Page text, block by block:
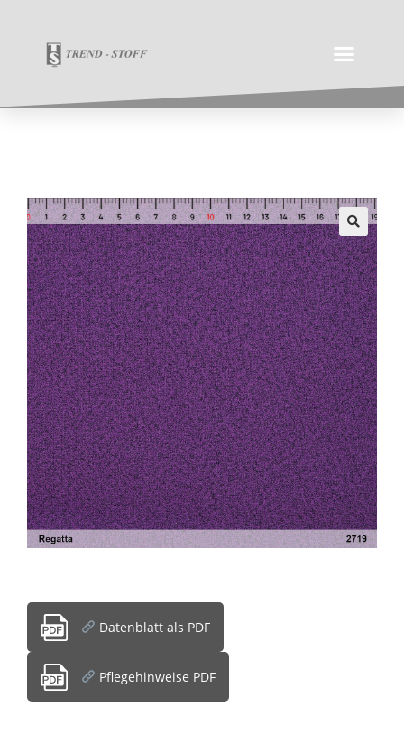
Datenblatt als PDF
Pflegehinweise PDF